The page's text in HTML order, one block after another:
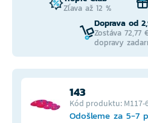
Zľava až 12 %
Doprava od
Zostáva 72,77
dopravy
143
Kód produktu: M117-
Odošleme za 5-7